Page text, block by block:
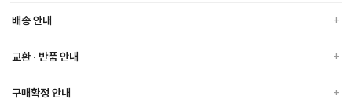
배송 안내
교환 · 반품 안내
구매확정 안내